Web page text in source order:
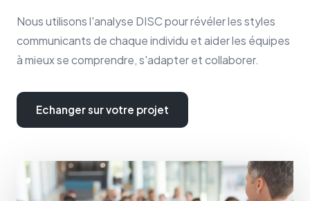
Nous utilisons l'analyse DISC pour révéler les styles
communicants de chaque individu et aider les équipes
à mieux se comprendre, s'adapter et collaborer.
Echanger sur votre projet